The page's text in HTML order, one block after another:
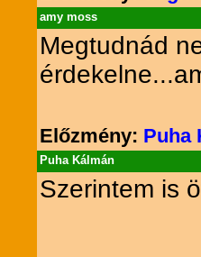
amy moss
Megtudnád
Előzmény: Puha
Puha Kálmán
Szerintem is